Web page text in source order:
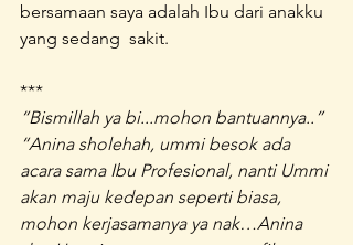
bersamaan saya adalah Ibu dari anakku
yang sedang  sakit.
***
“Bismillah ya bi...mohon bantuannya..”
“Anina sholehah, ummi besok ada
acara sama Ibu Profesional, nanti Ummi
akan maju kedepan seperti biasa,
mohon kerjasamanya ya nak…Anina